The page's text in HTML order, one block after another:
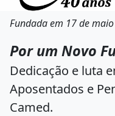
Fundada em 17 de
Por um Novo
Dedicação e luta
Aposentados e
Camed.